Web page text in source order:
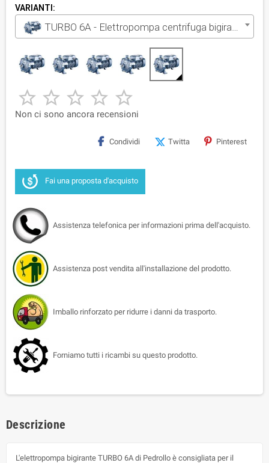
VARIANTI:
TURBO 6A - Elettropompa centrifuga bigirante trifase da 3 HP
    
Non ci sono ancora recensioni
Condividi Twitta Pinterest
Fai una proposta d'acquisto
Assistenza telefonica per informazioni prima dell'acquisto.
Assistenza post vendita all'installazione del prodotto.
Imballo rinforzato per ridurre i danni da trasporto.
Forniamo tutti i ricambi su questo prodotto.
Descrizione
L'elettropompa bigirante TURBO 6A di Pedrollo è consigliata per il